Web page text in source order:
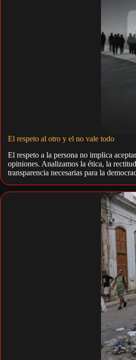
El respeto al otro y el no vale todo
El respeto a la persona no implica
opiniones. Analizamos la ética, la
transparencia necesarias para la